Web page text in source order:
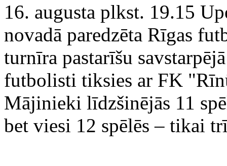
16. augusta plkst. 19.15
novadā paredzēta Rīgas
turnīra pastarīšu
futbolisti tiksies ar FK
Mājinieki līdzšinējās 11
bet viesi 12 spēlēs – tikai